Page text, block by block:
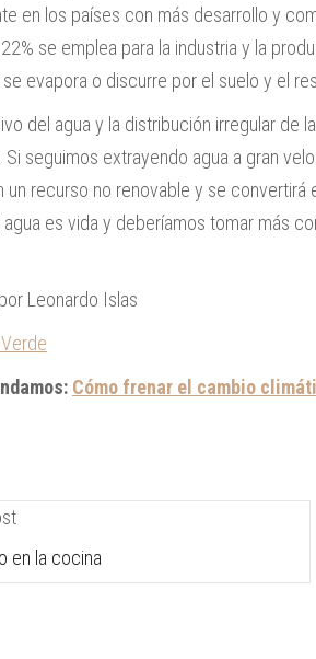
en los países con más desarrollo y
se emplea para la industria y la
evapora o discurre por el suelo y el
del agua y la distribución irregular de
Si seguimos extrayendo agua a gran
un recurso no renovable y se
agua es vida y deberíamos tomar más
Leonardo Islas
Cómo frenar el cambio
en la cocina